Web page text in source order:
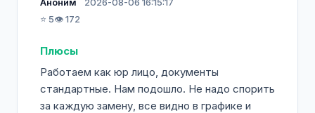
⭐ 5👁️ 172
Плюсы
Работаем как юр лицо, документы
стандартные. Нам подошло. Не надо спорить
за каждую замену, все видно в графике и